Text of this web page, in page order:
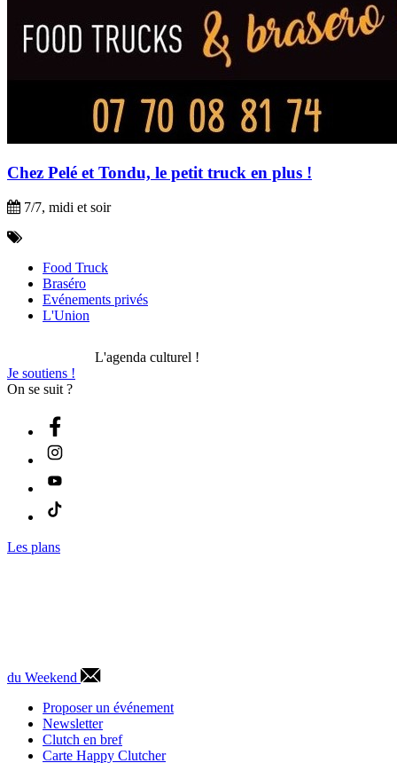
Chez Pelé et Tondu, le petit truck en plus !
7/7, midi et soir
Food Truck
Braséro
Evénements privés
L'Union
L'agenda culturel !
Je soutiens !
On se suit ?
Les plans
du Weekend
Proposer un événement
Newsletter
Clutch en bref
Carte Happy Clutcher